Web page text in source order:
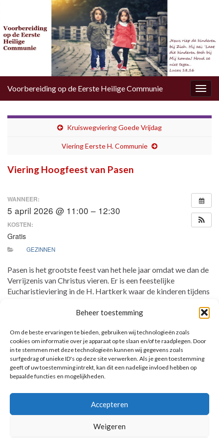
Beheer toestemming
Om de beste ervaringen te bieden, gebruiken wij technologieën zoals
cookies om informatie over je apparaat op te slaan en/of te raadplegen. Door
in te stemmen met deze technologieën kunnen wij gegevens zoals
surfgedrag of unieke ID's op deze site verwerken. Als je geen toestemming
geeft of uw toestemming intrekt, kan dit een nadelige invloed hebben op
bepaalde functies en mogelijkheden.
Accepteren
Weigeren
Voorbereiding op de Eerste Heilige Communie
Kruiswegviering Goede Vrijdag
Viering Eerste H. Communie
Viering Hoogfeest van Pasen
WANNEER:
5 april 2026 @ 11:00 – 12:30
KOSTEN:
Gratis
GEZINNEN
Pasen is het grootste feest van het hele jaar omdat we dan de
Verrijzenis van Christus vieren. Er is een feestelijke
Eucharistieviering in de H. Hartkerk waar de kinderen tijdens
horen en vervolgens ook hun eigen paaskaarsjes mogen